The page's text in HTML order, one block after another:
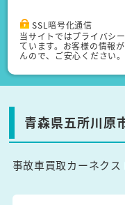
SSL暗号化通信
当サイトではプライバシ
ています。お客様の情報
んので、ご安心ください。
青森県五所川原
事故車買取カーネクス